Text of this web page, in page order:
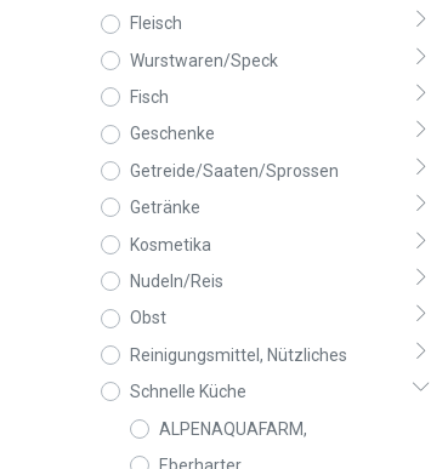
Fleisch
Wurstwaren/Speck
Fisch
Geschenke
Getreide/Saaten/Sprossen
Getränke
Kosmetika
Nudeln/Reis
Obst
Reinigungsmittel, Nützliches
Schnelle Küche
ALPENAQUAFARM,